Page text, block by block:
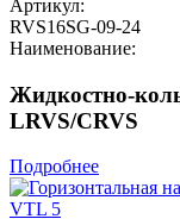
Артикул:
RVS16SG-09-24
Наименование:
Жидкостно-
LRVS/CRVS
Подробнее